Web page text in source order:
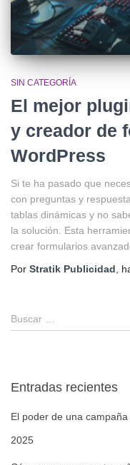
SIN CATEGORÍA
El mejor
y creador de
WordPress
Si te ha pasado que
con preguntas y
tablas dinámicas y no
la solución. Esta
crear formularios
Por Stratik Publicidad ,
Buscar …
Entradas recientes
El poder de una
2025